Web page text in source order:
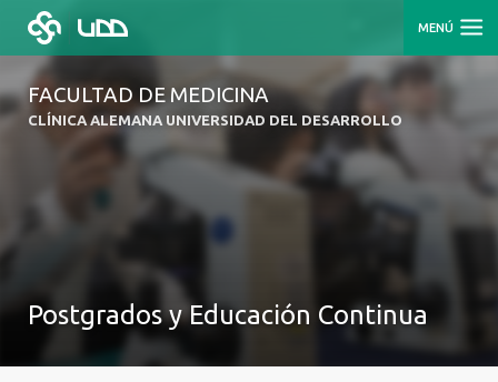
MENÚ
FACULTAD DE MEDICINA
CLÍNICA ALEMANA UNIVERSIDAD DEL DESARROLLO
Postgrados y Educación Continua